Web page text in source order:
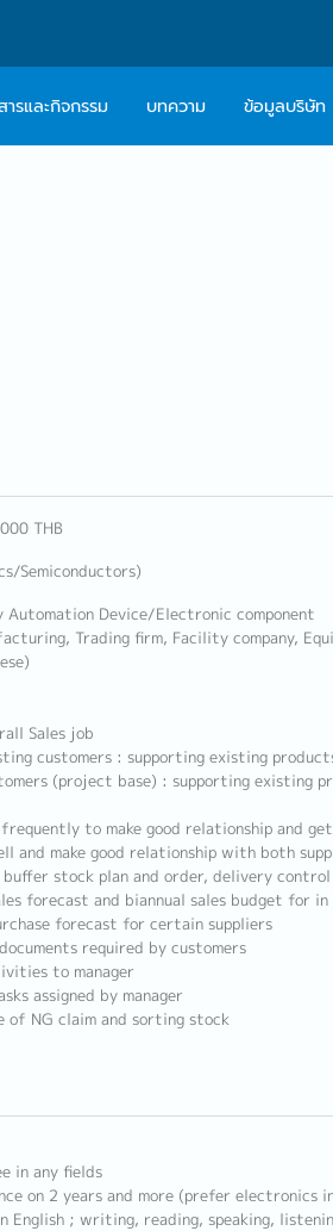
ารและกิจกรรม บทความ ข้อมูลบริษัท
THB
Semiconductors)
Device/Electronic component
Trading firm, Facility company,
Sales job
customers : supporting existing
(project base) : supporting existing
to make good relationship and
and make good relationship with both
stock plan and order, delivery control
forecast and biannual sales budget for in
forecast for certain suppliers
required by customers
to manager
assigned by manager
of NG claim and sorting stock
in any fields
on 2 years and more (prefer electronics
English ; writing, reading, speaking,